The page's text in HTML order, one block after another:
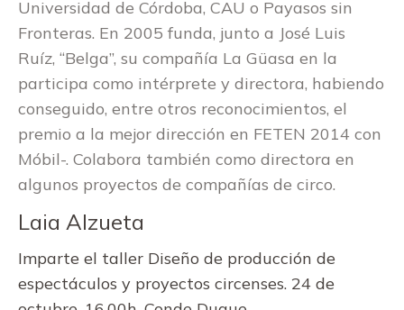
Universidad de Córdoba, CAU o Payasos sin
Fronteras. En 2005 funda, junto a José Luis
Ruíz, “Belga”, su compañía La Güasa en la
participa como intérprete y directora, habiendo
conseguido, entre otros reconocimientos, el
premio a la mejor dirección en FETEN 2014 con
Móbil-. Colabora también como directora en
algunos proyectos de compañías de circo.
Laia Alzueta
Imparte el taller Diseño de producción de
espectáculos y proyectos circenses. 24 de